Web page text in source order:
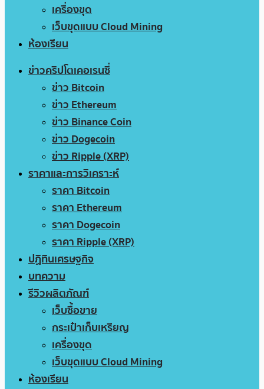
เครื่องขุด
เว็บขุดแบบ Cloud Mining
ห้องเรียน
ข่าวคริปโตเคอเรนซี่
ข่าว Bitcoin
ข่าว Ethereum
ข่าว Binance Coin
ข่าว Dogecoin
ข่าว Ripple (XRP)
ราคาและการวิเคราะห์
ราคา Bitcoin
ราคา Ethereum
ราคา Dogecoin
ราคา Ripple (XRP)
ปฏิทินเศรษฐกิจ
บทความ
รีวิวผลิตภัณฑ์
เว็บซื้อขาย
กระเป๋าเก็บเหรียญ
เครื่องขุด
เว็บขุดแบบ Cloud Mining
ห้องเรียน